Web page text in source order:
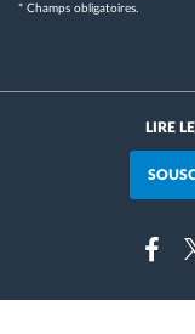
* Champs obligatoires.
LIRE